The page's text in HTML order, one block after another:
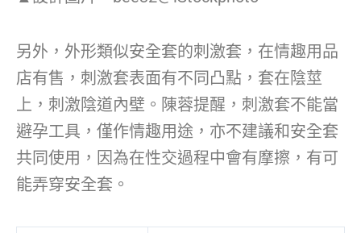
另外，外形類似安全套的刺激套，在情趣用品
店有售，刺激套表面有不同凸點，套在陰莖
上，刺激陰道內壁。陳蓉提醒，刺激套不能當
避孕工具，僅作情趣用途，亦不建議和安全套
共同使用，因為在性交過程中會有摩擦，有可
能弄穿安全套。